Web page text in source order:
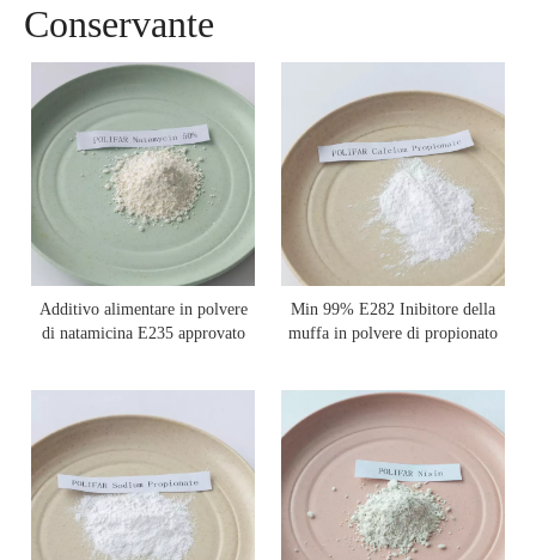
Conservante
Additivo alimentare in polvere
di natamicina E235 approvato
Min 99% E282 Inibitore della
muffa in polvere di propionato